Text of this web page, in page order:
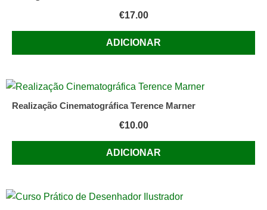
€17.00
ADICIONAR
Realização Cinematográfica Terence Marner
€10.00
ADICIONAR